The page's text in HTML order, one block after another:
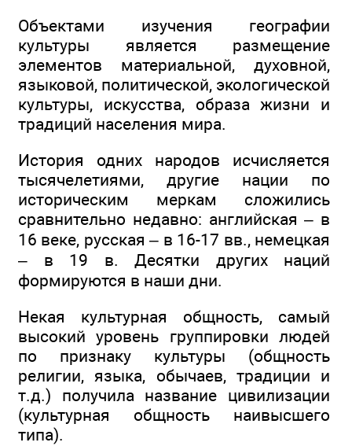
Объектами изучения географии
культуры является размещение
элементов материальной, духовной,
языковой, политической, экологической
культуры, искусства, образа жизни и
традиций населения мира.
История одних народов исчисляется
тысячелетиями, другие нации по
историческим меркам сложились
сравнительно недавно: английская – в
16 веке, русская – в 16-17 вв., немецкая
– в 19 в. Десятки других наций
формируются в наши дни.
Некая культурная общность, самый
высокий уровень группировки людей
по признаку культуры (общность
религии, языка, обычаев, традиции и
т.д.) получила название цивилизации
(культурная общность наивысшего
типа).